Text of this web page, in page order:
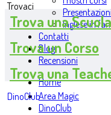
Inglese in
Contatti
Blog
Recensioni
Home
Area Magic
DinoClub
Trovaci
Trova una Scuola
Trova un Corso
Trova una
DinoClub